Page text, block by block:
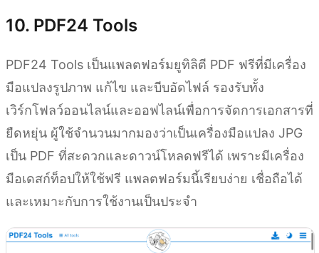
10. PDF24 Tools
PDF24 Tools เป็นแพลตฟอร์มยูทิลิตี PDF ฟรีที่มีเครื่อง
มือแปลงรูปภาพ แก้ไข และบีบอัดไฟล์ รองรับทั้ง
เวิร์กโฟลว์ออนไลน์และออฟไลน์เพื่อการจัดการเอกสารที่
ยืดหยุ่น ผู้ใช้จำนวนมากมองว่าเป็นเครื่องมือแปลง JPG
เป็น PDF ที่สะดวกและดาวน์โหลดฟรีได้ เพราะมีเครื่อง
มือเดสก์ท็อปให้ใช้ฟรี แพลตฟอร์มนี้เรียบง่าย เชื่อถือได้
และเหมาะกับการใช้งานเป็นประจำ